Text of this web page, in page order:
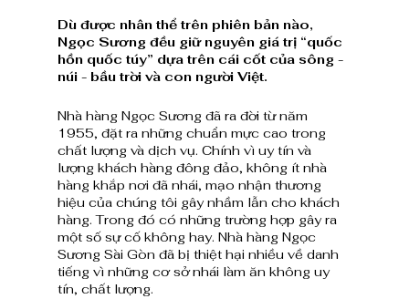
Dù được nhân thể trên phiên bản nào,
Ngọc Sương đều giữ nguyên giá trị “quốc
hồn quốc túy” dựa trên cái cốt của sông -
núi - bầu trời và con người Việt.
Nhà hàng Ngọc Sương đã ra đời từ năm
1955, đặt ra những chuẩn mực cao trong
chất lượng và dịch vụ. Chính vì uy tín và
lượng khách hàng đông đảo, không ít nhà
hàng khắp nơi đã nhái, mạo nhận thương
hiệu của chúng tôi gây nhầm lẫn cho khách
hàng. Trong đó có những trường hợp gây ra
một số sự cố không hay. Nhà hàng Ngọc
Sương Sài Gòn đã bị thiệt hại nhiều về danh
tiếng vì những cơ sở nhái làm ăn không uy
tín, chất lượng.